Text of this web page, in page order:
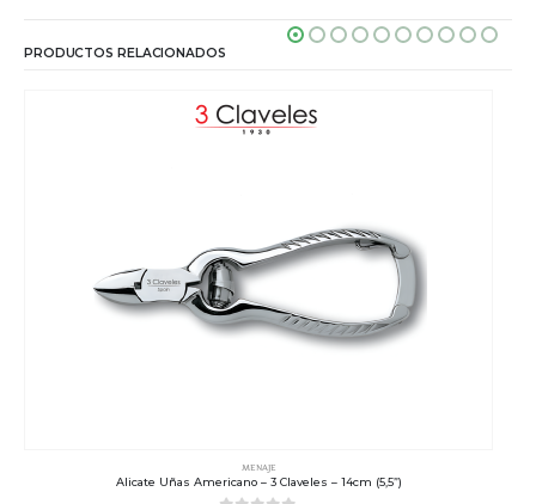
PRODUCTOS RELACIONADOS
MENAJE
Alicate Uñas Americano – 3 Claveles – 14cm (5,5”)